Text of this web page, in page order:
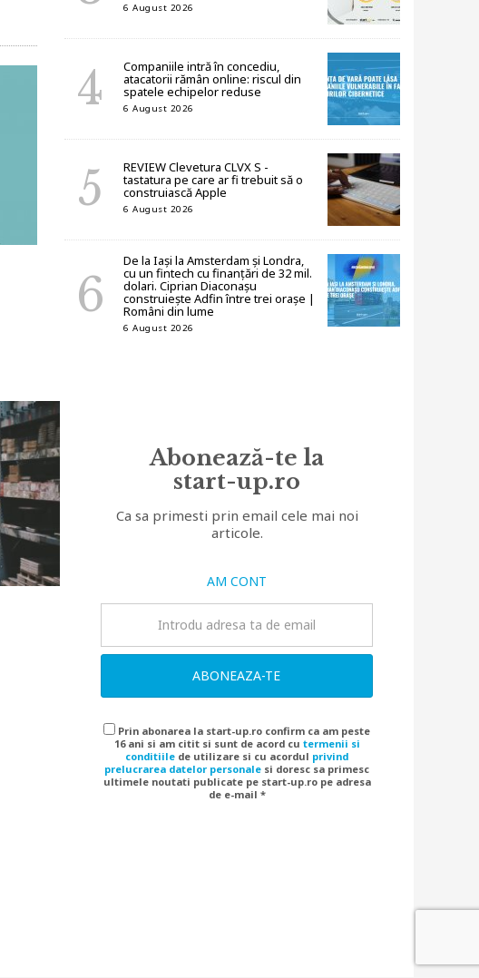
6 August 2026
Companiile intră în concediu,
atacatorii rămân online: riscul din
spatele echipelor reduse
6 August 2026
REVIEW Clevetura CLVX S -
tastatura pe care ar fi trebuit să o
construiască Apple
6 August 2026
De la Iași la Amsterdam și Londra,
cu un fintech cu finanțări de 32 mil.
dolari. Ciprian Diaconașu
construiește Adfin între trei orașe |
Români din lume
6 August 2026
Abonează-te la
start-up.ro
Ca sa primesti prin email cele mai noi
articole.
AM CONT
ABONEAZA-TE
Prin abonarea la start-up.ro confirm ca am peste
16 ani si am citit si sunt de acord cu termenii si
conditiile de utilizare si cu acordul privind
prelucrarea datelor personale si doresc sa primesc
ultimele noutati publicate pe start-up.ro pe adresa
de e-mail *